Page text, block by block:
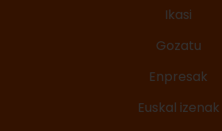
Ikasi
Gozatu
Enpresak
Euskal izenak